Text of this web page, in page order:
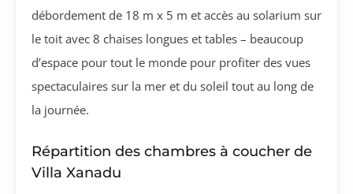
débordement de 18 m x 5 m et accès au solarium sur
le toit avec 8 chaises longues et tables – beaucoup
d’espace pour tout le monde pour profiter des vues
spectaculaires sur la mer et du soleil tout au long de
la journée.
Répartition des chambres à coucher de
Villa Xanadu